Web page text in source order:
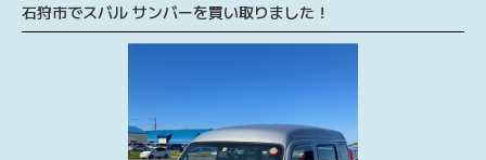
石狩市でスバル サンバーを買い取りました！